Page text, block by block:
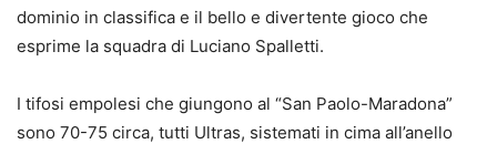
dominio in classifica e il bello e divertente gioco che
esprime la squadra di Luciano Spalletti.
I tifosi empolesi che giungono al “San Paolo-Maradona”
sono 70-75 circa, tutti Ultras, sistemati in cima all’anello